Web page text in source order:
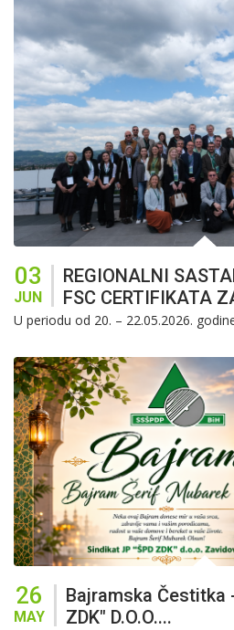
03
JUN
REGIONALNI
FSC CERTIFIKATA
U periodu od 20. – 22.05.2026.
26
MAY
Bajramska Čestitka
ZDK" D.o.o....